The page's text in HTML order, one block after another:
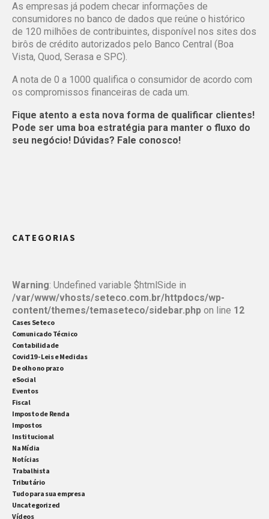
As empresas já podem checar informações de
consumidores no banco de dados que reúne o histórico
de 120 milhões de contribuintes, disponível nos sites dos
birôs de crédito autorizados pelo Banco Central (Boa
Vista, Quod, Serasa e SPC).
A nota de 0 a 1000 qualifica o consumidor de acordo com
os compromissos financeiras de cada um.
Fique atento a esta nova forma de qualificar clientes!
Pode ser uma boa estratégia para manter o fluxo do
seu negócio! Dúvidas? Fale conosco!
CATEGORIAS
Warning: Undefined variable $htmlSide in
/var/www/vhosts/seteco.com.br/httpdocs/wp-
content/themes/temaseteco/sidebar.php on line 12
Cases Seteco
Comunicado Técnico
Contabilidade
Covid19 - Leis e Medidas
De olho no prazo
eSocial
Eventos
Fiscal
Imposto de Renda
Impostos
Institucional
Na Mídia
Notícias
Trabalhista
Tributário
Tudo para sua empresa
Uncategorized
Vídeos